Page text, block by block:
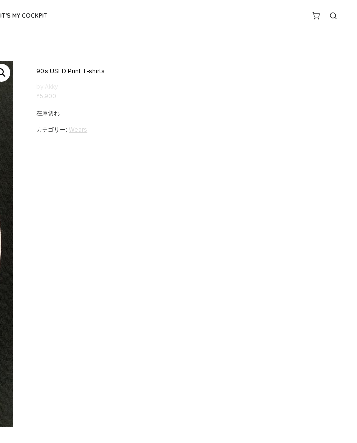
IT’S MY COCKPIT
90’s USED Print T-shirts
¥5,900
在庫切れ
カテゴリー: Wears